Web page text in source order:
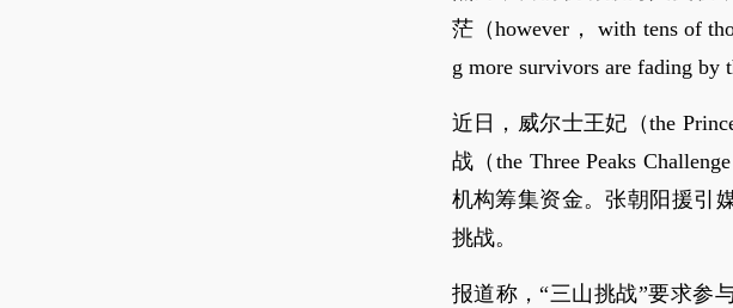
茫（however， with tens of
g more survivors are fading by
近日，威尔士王妃（the
战（the Three Peaks
机构筹集资金。张朝阳援引
挑战。
报道称，“三山挑战”要求参